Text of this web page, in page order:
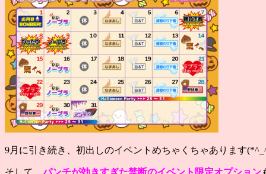
9月に引き続き、初出しのイベントめちゃくちゃあります
そして、パンチが効きすぎた禁断のイベント限定オプション